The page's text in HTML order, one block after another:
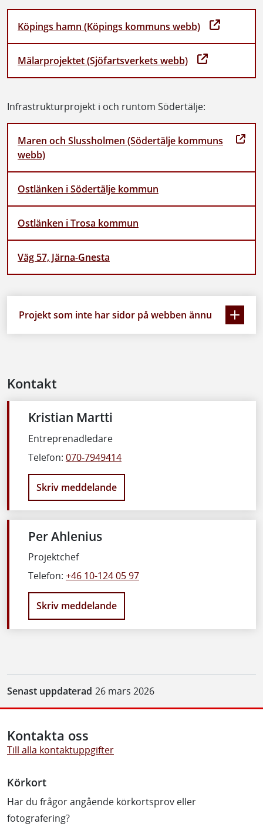
Köpings hamn (Köpings kommuns webb)
Mälarprojektet (Sjöfartsverkets webb)
Infrastrukturprojekt i och runtom Södertälje:
Maren och Slussholmen (Södertälje kommuns
webb)
Ostlänken i Södertälje kommun
Ostlänken i Trosa kommun
Väg 57, Järna-Gnesta
Projekt som inte har sidor på webben ännu
Kontakt
Kristian Martti
Entreprenadledare
Telefon: 070-7949414
Skriv meddelande
Per Ahlenius
Projektchef
Telefon: +46 10-124 05 97
Skriv meddelande
Senast uppdaterad 26 mars 2026
Kontakta oss
Till alla kontaktuppgifter
Körkort
Har du frågor angående körkortsprov eller
fotografering?